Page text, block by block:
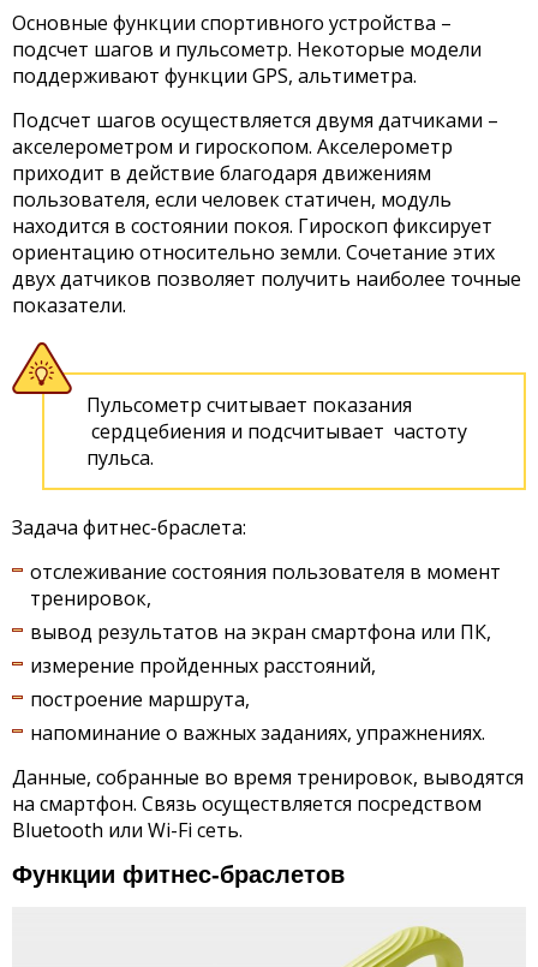
Основные функции спортивного устройства –
подсчет шагов и пульсометр. Некоторые модели
поддерживают функции GPS, альтиметра.
Подсчет шагов осуществляется двумя датчиками –
акселерометром и гироскопом. Акселерометр
приходит в действие благодаря движениям
пользователя, если человек статичен, модуль
находится в состоянии покоя. Гироскоп фиксирует
ориентацию относительно земли. Сочетание этих
двух датчиков позволяет получить наиболее точные
показатели.
Пульсометр считывает показания
сердцебиения и подсчитывает частоту
пульса.
Задача фитнес-браслета:
отслеживание состояния пользователя в момент
тренировок,
вывод результатов на экран смартфона или ПК,
измерение пройденных расстояний,
построение маршрута,
напоминание о важных заданиях, упражнениях.
Данные, собранные во время тренировок, выводятся
на смартфон. Связь осуществляется посредством
Bluetooth или Wi-Fi сеть.
Функции фитнес-браслетов